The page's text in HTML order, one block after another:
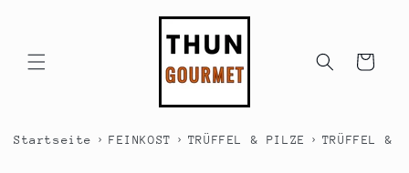
Warenkorb
Startseite › FEINKOST › TRÜFFEL & PILZE › TRÜFFEL &